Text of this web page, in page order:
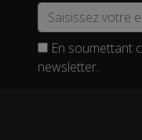
En soumettant
newsletter.